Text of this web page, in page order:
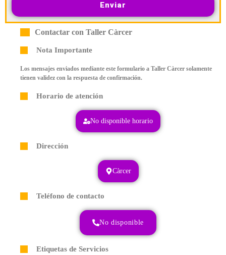
Enviar
Contactar con Taller Càrcer
Nota Importante
Los mensajes enviados mediante este formulario a Taller Càrcer solamente
tienen validez con la respuesta de confirmación.
Horario de atención
No disponible horario
Dirección
Càrcer
Teléfono de contacto
No disponible
Etiquetas de Servicios